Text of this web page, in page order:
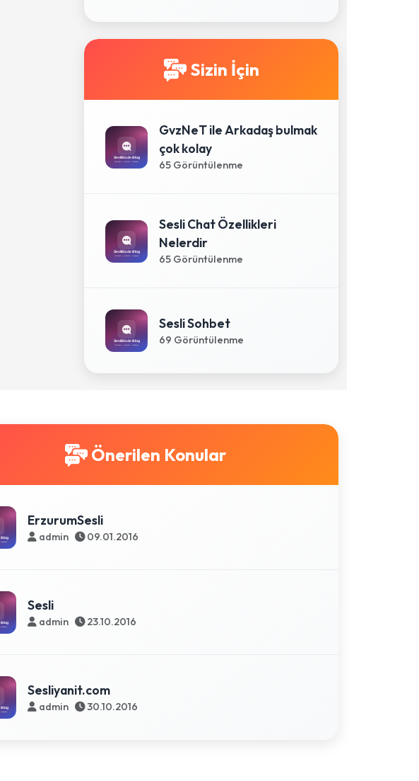
Sizin İçin
GvzNeT ile Arkadaş bulmak
çok kolay
65 Görüntülenme
Sesli Chat Özellikleri
Nelerdir
65 Görüntülenme
Sesli Sohbet
69 Görüntülenme
Önerilen Konular
ErzurumSesli
admin 09.01.2016
Sesli
admin 23.10.2016
Sesliyanit.com
admin 30.10.2016